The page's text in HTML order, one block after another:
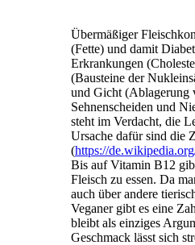
Übermäßiger
(Fette) und damit
Erkrankungen
(Bausteine der
und Gicht (Ablagerung
Sehnenscheiden und
steht im Verdacht, die
Ursache dafür sind die
(https://
Bis auf Vitamin B12
Fleisch zu essen. Da
auch über andere
Veganer gibt es eine
bleibt als einziges
Geschmack lässt sich